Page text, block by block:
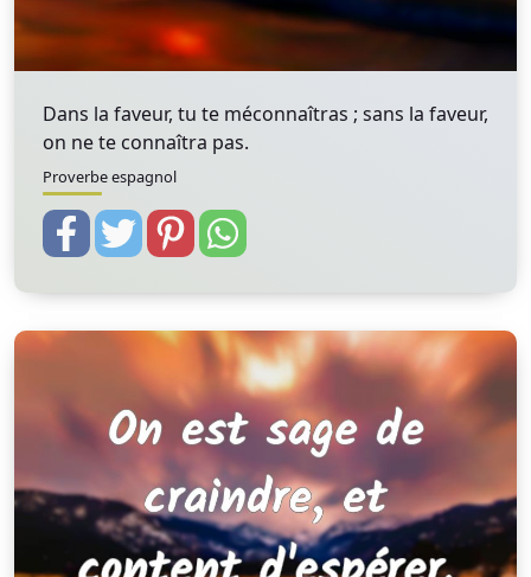
Dans la faveur, tu te méconnaîtras ; sans la faveur,
on ne te connaîtra pas.
Proverbe espagnol